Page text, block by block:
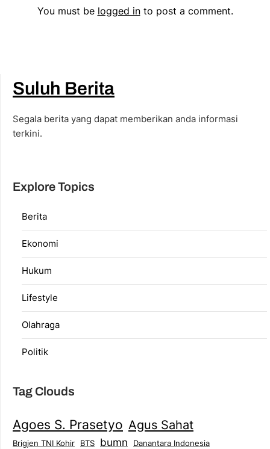
You must be logged into post a comment.
Suluh Berita
Segala berita yang dapat memberikan anda informasi
terkini.
Explore Topics
Berita
Ekonomi
Hukum
Lifestyle
Olahraga
Politik
Tag Clouds
Agoes S. Prasetyo Agus Sahat
Brigjen TNI Kohir BTS bumn Danantara Indonesia